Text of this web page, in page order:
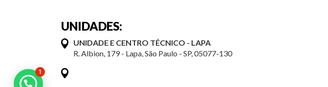
1
UNIDADES:
UNIDADE E CENTRO TÉCNICO - LAPA
R. Albion, 179 - Lapa, São Paulo - SP, 05077-130